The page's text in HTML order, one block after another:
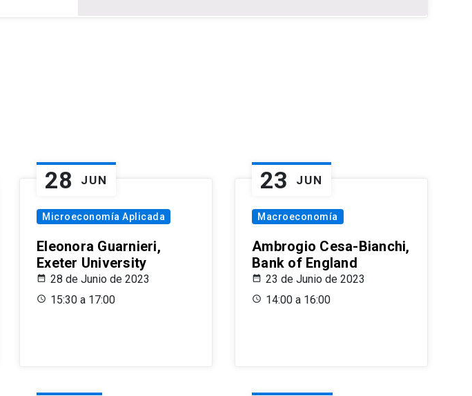
28 JUN
Microeconomía Aplicada
Eleonora Guarnieri,
Exeter University
28 de Junio de 2023
15:30 a 17:00
23 JUN
Macroeconomía
Ambrogio Cesa-Bianchi,
Bank of England
23 de Junio de 2023
14:00 a 16:00